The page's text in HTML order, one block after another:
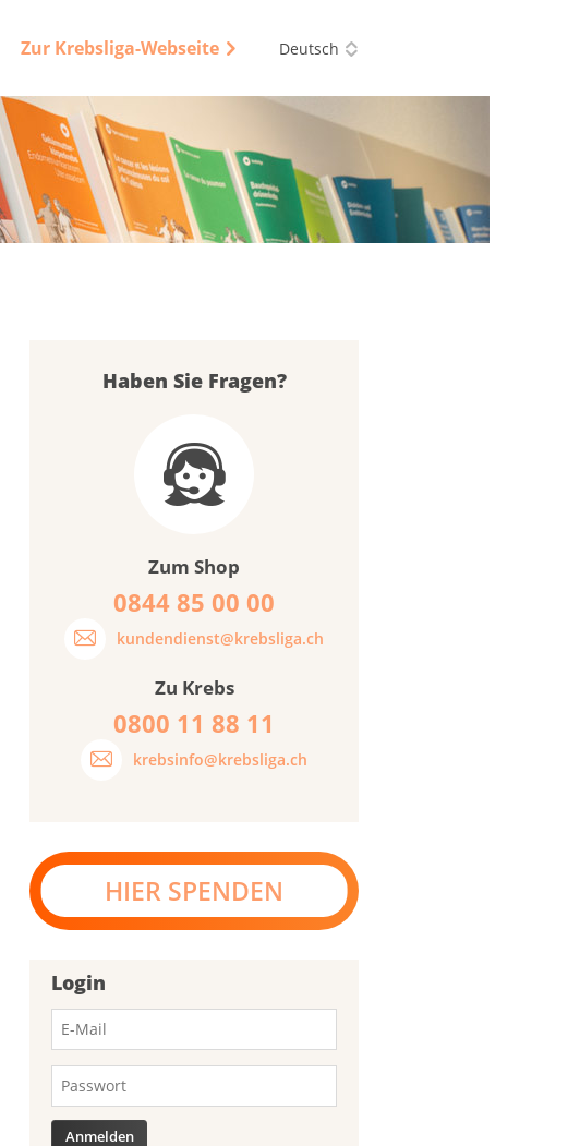
Zur Krebsliga-Webseite Deutsch
Haben Sie Fragen?
Zum Shop
0844 85 00 00
kundendienst@krebsliga.ch
Zu Krebs
0800 11 88 11
krebsinfo@krebsliga.ch
HIER SPENDEN
Login